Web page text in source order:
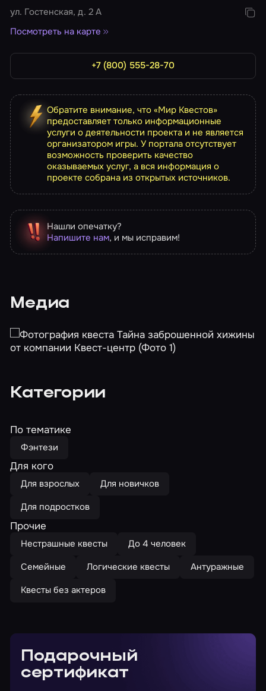
ул. Гостенская, д. 2 А
Посмотреть на карте
+7 (800) 555-28-70
Обратите внимание, что «Мир Квестов»
предоставляет только информационные
услуги о деятельности проекта и не является
организатором игры. У портала отсутствует
возможность проверить качество
оказываемых услуг, а вся информация о
проекте собрана из открытых источников.
Нашли опечатку?
Напишите нам, и мы исправим!
Медиа
Категории
По тематике
Фэнтези
Для кого
Для взрослых
Для новичков
Для подростков
Прочие
Нестрашные квесты
До 4 человек
Семейные
Логические квесты
Антуражные
Квесты без актеров
Подарочный
сертификат